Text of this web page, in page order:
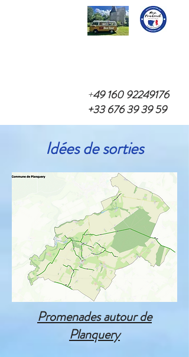
+49 160 92249176
+33 676 39 39 59
Idées de sorties
Promenades autour de
Planquery